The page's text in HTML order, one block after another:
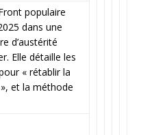
populaire
dans une
d’austérité
Elle détaille les
« rétablir la
et la méthode